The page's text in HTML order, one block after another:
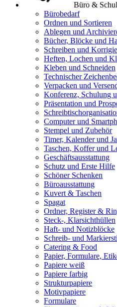
Büro &
Bürobedarf
Ordnen und Sortieren
Ablegen und
Bücher, Blöcke und
Schreiben und
Heften, Lochen und
Kleben und Schneiden
Technischer
Verpacken und
Konferenz, Schulung
Präsentation und
Computer und
Stempel und Zubehör
Timer, Kalender und
Taschen, Koffer und
Geschäftsausstattung
Schutz und Erste Hilfe
Schöner Schenken
Büroausstattung
Kuvert & Taschen
Spagat
Ordner, Register &
Steck-, Klarsichthüllen
Haft- und Notizblöcke
Schreib- und
Catering & Food
Papier, Formulare,
Papiere weiß
Papiere farbig
Strukturpapiere
Motivpapiere
Formulare